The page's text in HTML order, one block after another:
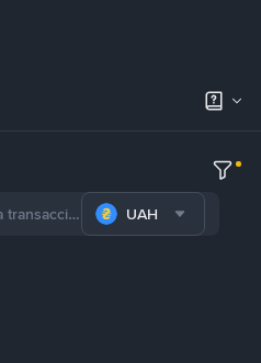
UAH